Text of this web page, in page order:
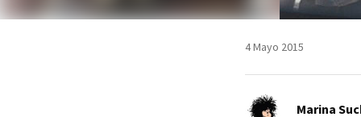
4 Mayo 2015
Marina